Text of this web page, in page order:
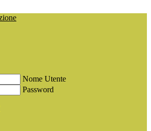
Nome Utente
Password